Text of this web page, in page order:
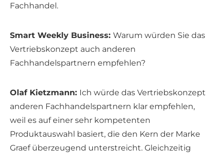
Fachhandel.
Smart Weekly Business: Warum würden Sie das
Vertriebskonzept auch anderen
Fachhandelspartnern empfehlen?
Olaf Kietzmann: Ich würde das Vertriebskonzept
anderen Fachhandelspartnern klar empfehlen,
weil es auf einer sehr kompetenten
Produktauswahl basiert, die den Kern der Marke
Graef überzeugend unterstreicht. Gleichzeitig